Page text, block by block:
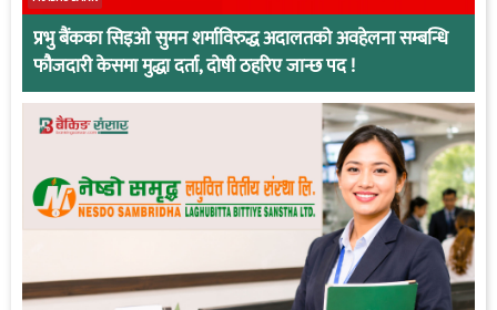
प्रभु बैंकका सिइओ सुमन शर्माविरुद्ध अदालतको अवहेलना सम्बन्धि
फौजदारी केसमा मुद्धा दर्ता, दोषी ठहरिए जान्छ पद !